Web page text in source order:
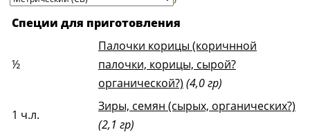
Специи для приготовления
½
Палочки корицы (коричнной
палочки, корицы, сырой?
органической?) (4,0 гр)
1 ч.л.
Зиры, семян (сырых, органических?)
(2,1 гр)